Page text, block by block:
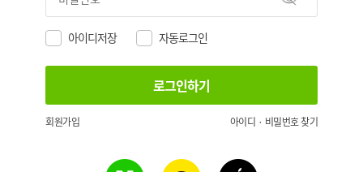
아이디저장 자동로그인
회원가입 아이디 · 비밀번호 찾기